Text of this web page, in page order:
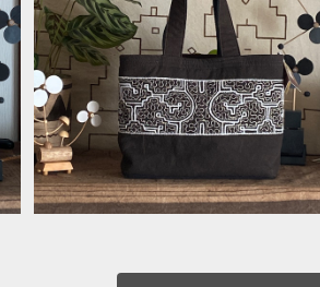
Bag バッグ 泥染め黒に白刺繍 33x
21x10 シンプル
¥12,000
20%OFF